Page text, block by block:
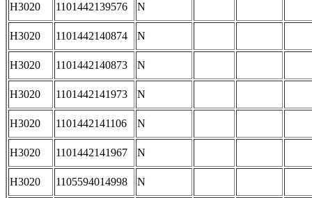
H3020 1101442139576 N
H3020 1101442140874 N
H3020 1101442140873 N
H3020 1101442141973 N
H3020 1101442141106 N
H3020 1101442141967 N
H3020 1105594014998 N